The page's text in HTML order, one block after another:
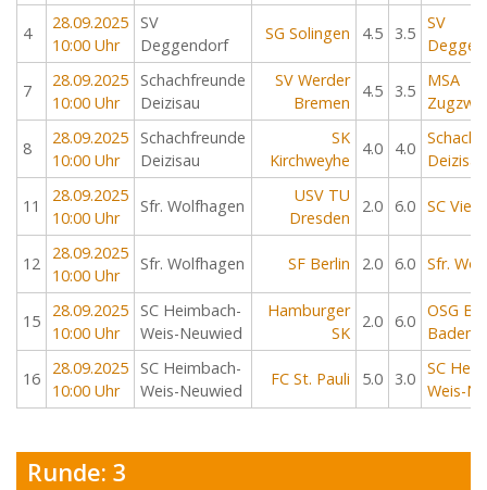
4
28.09.2025
10:00 Uhr
SV
Deggendorf
SG Solingen 4.5 3.5
SV
7
28.09.2025
10:00 Uhr
Schachfreunde
Deizisau
SV Werder
Bremen
4.5 3.5
MSA
8
28.09.2025
10:00 Uhr
Schachfreunde
Deizisau
SK
Kirchweyhe
4.0 4.0
Deizisau
11
28.09.2025
10:00 Uhr
Sfr. Wolfhagen
USV TU
Dresden
2.0 6.0 SC
12
28.09.2025
10:00 Uhr
Sfr. Wolfhagen SF Berlin 2.0 6.0 Sfr.
15
28.09.2025
10:00 Uhr
SC Heimbach-
Weis-Neuwied
Hamburger
SK
2.0 6.0
OSG
Baden
16
28.09.2025
10:00 Uhr
SC Heimbach-
Weis-Neuwied
FC St. Pauli 5.0 3.0
SC
Weis-
Runde: 3